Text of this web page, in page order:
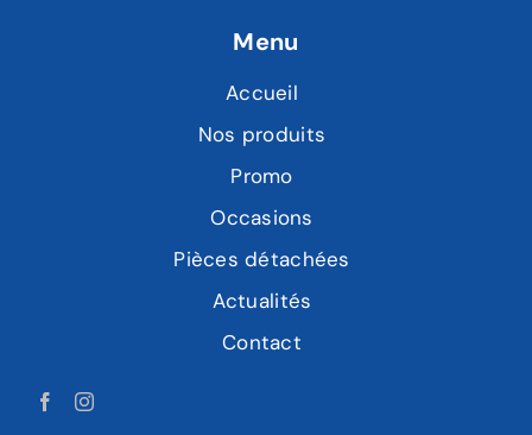
Menu
Accueil
Nos produits
Promo
Occasions
Pièces détachées
Actualités
Contact